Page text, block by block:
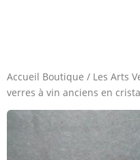
Accueil Boutique / Les Arts
verres à vin anciens en